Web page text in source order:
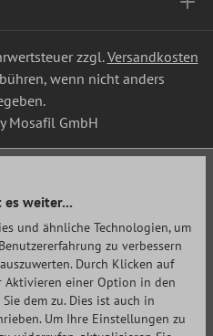
zzgl.Versandkosten
wenn nicht anders
Mosafil GmbH
es weiter...
und ähnliche Technologien, um
zu verbessern
Durch Klicken auf
Aktivieren einer Option in den
dem zu. Dies ist auch in
Um Ihre Einstellungen zu